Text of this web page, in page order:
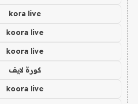
kora live
koora live
koora live
كورة لايف
koora live